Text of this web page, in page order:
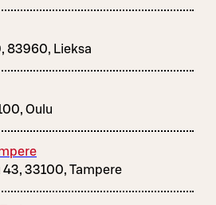
83960, Lieksa
Oulu
33100, Tampere